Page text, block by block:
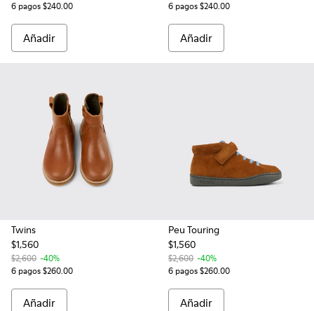
6 pagos $240.00
Añadir
6 pagos $240.00
Añadir
Twins
$1,560
$2,600 -40%
6 pagos $260.00
Añadir
Peu Touring
$1,560
$2,600 -40%
6 pagos $260.00
Añadir